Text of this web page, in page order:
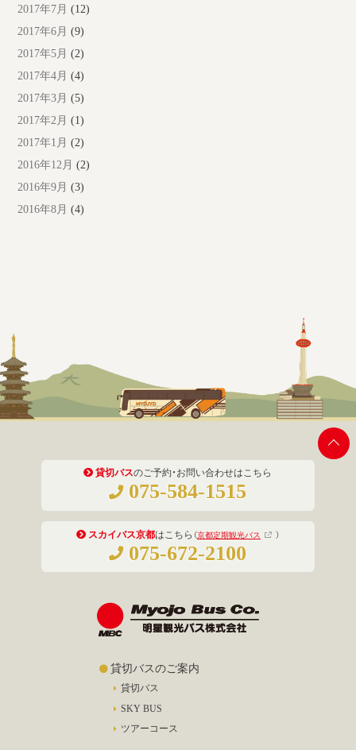
2017年7月 (12)
2017年6月 (9)
2017年5月 (2)
2017年4月 (4)
2017年3月 (5)
2017年2月 (1)
2017年1月 (2)
2016年12月 (2)
2016年9月 (3)
2016年8月 (4)
貸切バスのご予約・お問い合わせはこちら
075-584-1515
スカイバス京都はこちら （京都定期観光バス ）
075-672-2100
貸切バスのご案内
貸切バス
SKY BUS
ツアーコース